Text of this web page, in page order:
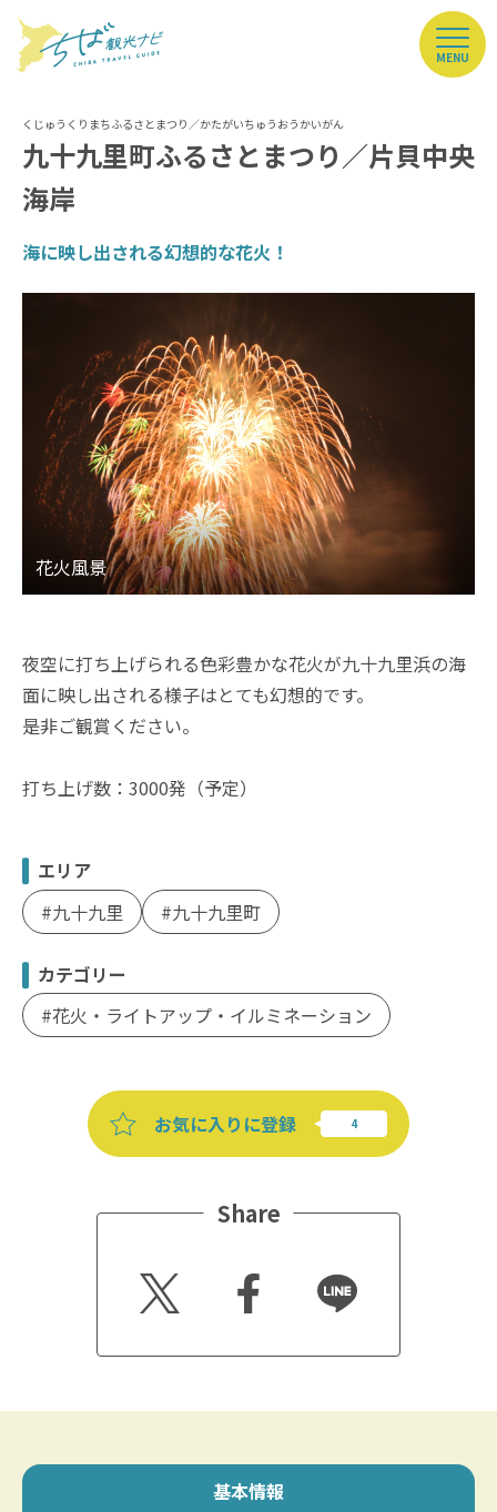
MENU
九十九里町ふるさとまつり／片貝中央
海岸
海に映し出される幻想的な花火！
夜空に打ち上げられる色彩豊かな花火が九十九里浜の海
面に映し出される様子はとても幻想的です。
是非ご観賞ください。
打ち上げ数：3000発（予定）
エリア
九十九里
九十九里町
カテゴリー
花火・ライトアップ・イルミネーション
お気に入りに登録
Share
Twitt
er
Faceb
ook
Line
基本情報